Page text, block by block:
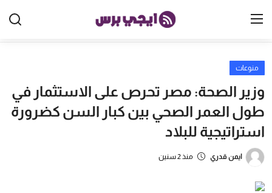
الرئيسية
مصر
الخليج
العالم
الرياضة
منوعات
وزير الصحة: مصر تحرص على الاستثمار في
طول العمر الصحي بين كبار السن كضرورة
استراتيجية للبلاد
ايمن قدري منذ 2 سنين